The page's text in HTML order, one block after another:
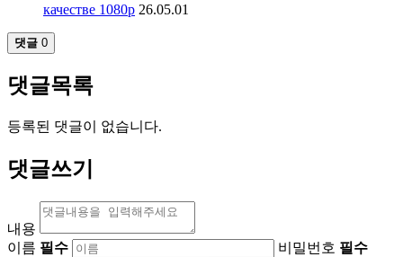
качестве 1080p 26.05.01
댓글 0
댓글목록
등록된 댓글이 없습니다.
댓글쓰기
내용
이름 필수 비밀번호 필수